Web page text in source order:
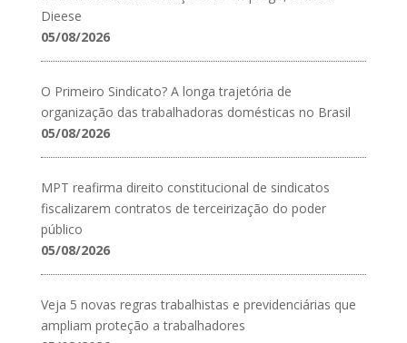
Dieese
05/08/2026
O Primeiro Sindicato? A longa trajetória de
organização das trabalhadoras domésticas no Brasil
05/08/2026
MPT reafirma direito constitucional de sindicatos
fiscalizarem contratos de terceirização do poder
público
05/08/2026
Veja 5 novas regras trabalhistas e previdenciárias que
ampliam proteção a trabalhadores